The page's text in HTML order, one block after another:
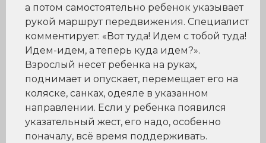
а потом самостоятельно ребенок указывает
рукой маршрут передвижения. Специалист
комментирует: «Вот туда! Идем с тобой туда!
Идем-идем, а теперь куда идем?».
Взрослый несет ребенка на руках,
поднимает и опускает, перемещает его на
коляске, санках, одеяле в указанном
направлении. Если у ребенка появился
указательный жест, его надо, особенно
поначалу, всё время поддерживать.